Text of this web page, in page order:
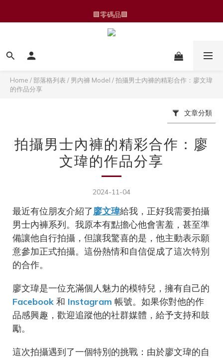
🆕 運動褲/家居褲
🟩零碼品🟩
🆕 運動褲/家居褲
Home /部落格列表 / 男內褲 Model /拍攝男士內褲的精彩合作：廖文瑋
的作品分享
文章分類
拍攝男士內褲的精彩合作：廖
文瑋的作品分享
2024-11-04
最近有位朋友介紹了廖文瑋給我，正好我需要拍攝
男士內褲系列。我原本有點擔心他會害羞，甚至準
備讓他自行拍攝，但讓我驚喜的是，他主動表示願
意參加正式拍攝。這份熱情和自信促成了這次特別
的合作。
廖文瑋是一位充滿個人魅力的模特兒，擁有自己的
Facebook 和 Instagram 帳號。如果你對他的作
品感興趣，歡迎追蹤他的社群媒體，給予支持和鼓
勵。
這次拍攝遇到了一個特別的挑戰：由於廖文瑋的自